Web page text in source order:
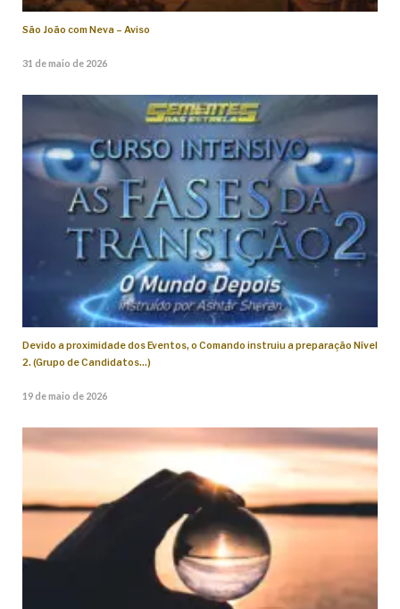
São João com Neva – Aviso
31 de maio de 2026
Devido a proximidade dos Eventos, o Comando instruiu a preparação Nível
2. (Grupo de Candidatos…)
19 de maio de 2026